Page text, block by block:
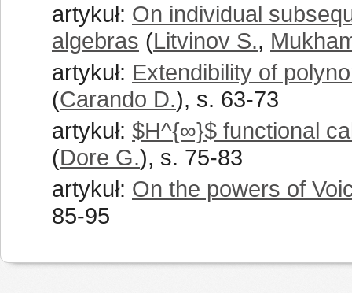
artykuł: On individual
algebras (Litvinov S.,
artykuł: Extendibility of
(Carando D.), s. 63-73
artykuł: $H^{∞}$ functional
(Dore G.), s. 75-83
artykuł: On the powers of
85-95